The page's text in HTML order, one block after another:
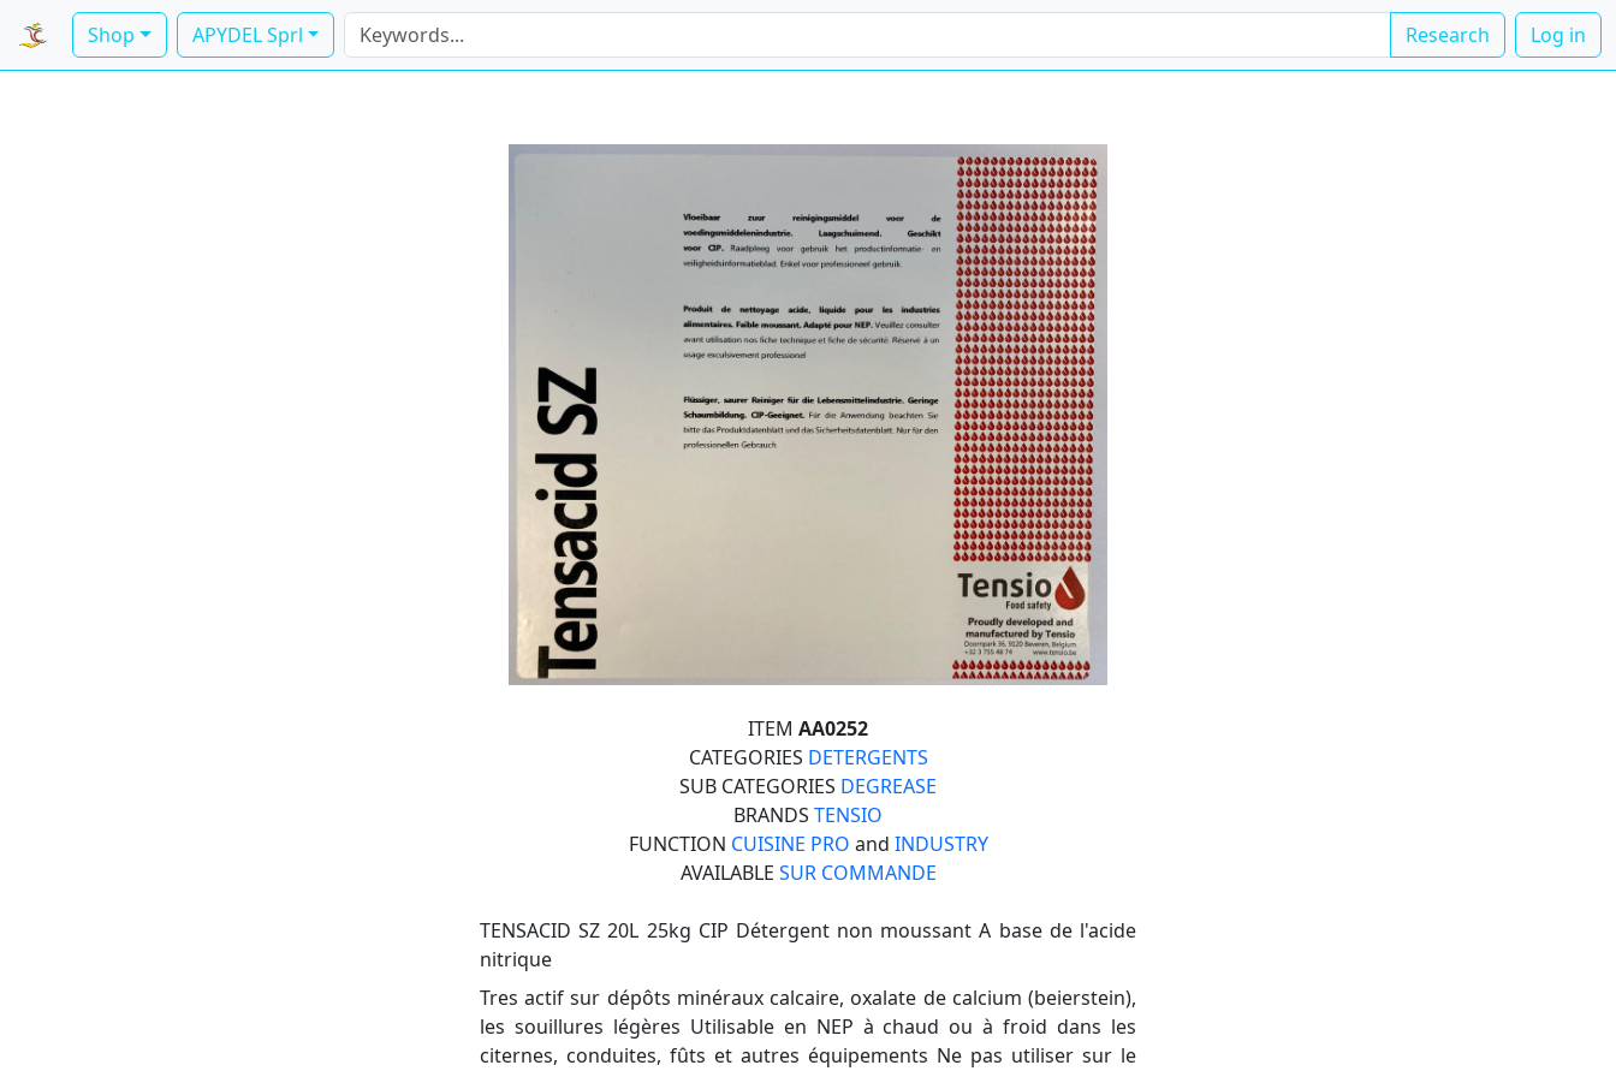
Shop APYDEL Sprl Research Log in
ITEM AA0252
CATEGORIES DETERGENTS
SUB CATEGORIES DEGREASE
BRANDS TENSIO
FUNCTION CUISINE PRO and INDUSTRY
AVAILABLE SUR COMMANDE
TENSACID SZ 20L 25kg CIP Détergent non moussant A base de l'acide
nitrique
Tres actif sur dépôts minéraux calcaire, oxalate de calcium (beierstein),
les souillures légères Utilisable en NEP à chaud ou à froid dans les
citernes, conduites, fûts et autres équipements Ne pas utiliser sur le